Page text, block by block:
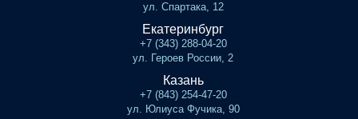
ул. Спартака, 12
Екатеринбург
+7 (343) 288-04-20
ул. Героев России, 2
Казань
+7 (843) 254-47-20
ул. Юлиуса Фучика, 90